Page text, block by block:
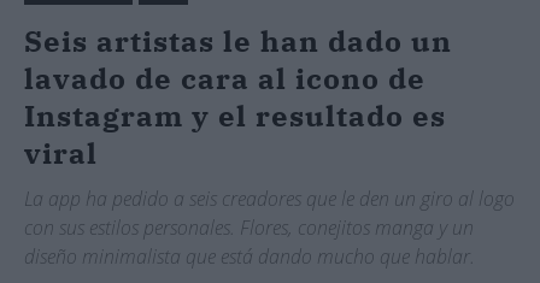
Seis artistas le han dado un
lavado de cara al icono de
Instagram y el resultado es
viral
La app ha pedido a seis creadores que le den un giro al logo
con sus estilos personales. Flores, conejitos manga y un
diseño minimalista que está dando mucho que hablar.